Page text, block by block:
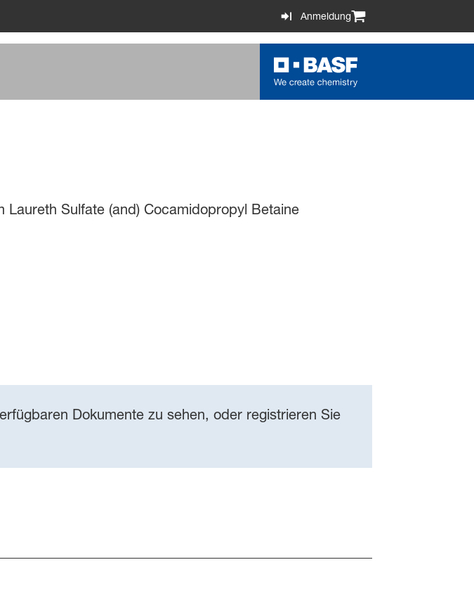
Anmeldung
Laureth Sulfate (and) Cocamidopropyl Betaine
Dokumente zu sehen, oder registrieren Sie